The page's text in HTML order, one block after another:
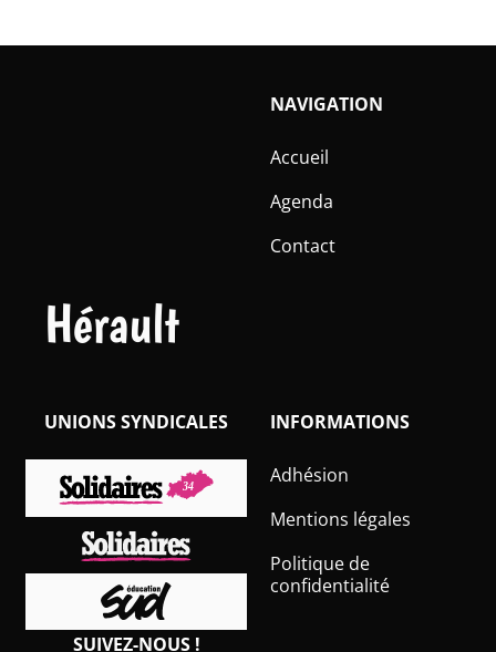
Hérault
NAVIGATION
Accueil
Agenda
Contact
INFORMATIONS
Adhésion
Mentions légales
Politique de
confidentialité
SUIVEZ-NOUS !
UNIONS SYNDICALES